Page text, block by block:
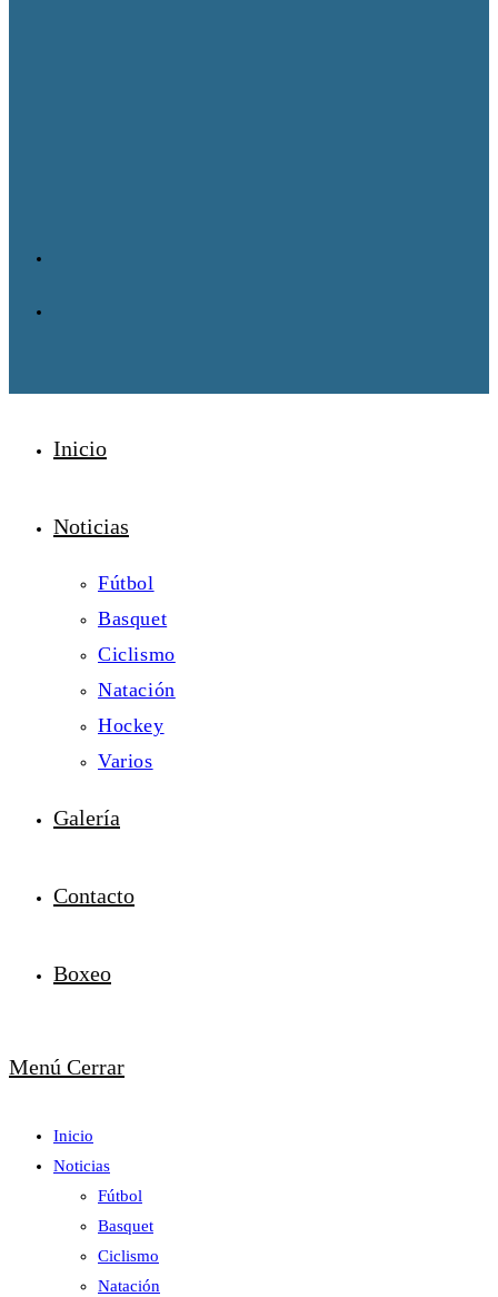
Inicio
Noticias
Fútbol
Basquet
Ciclismo
Natación
Hockey
Varios
Galería
Contacto
Boxeo
Menú Cerrar
Inicio
Noticias
Fútbol
Basquet
Ciclismo
Natación